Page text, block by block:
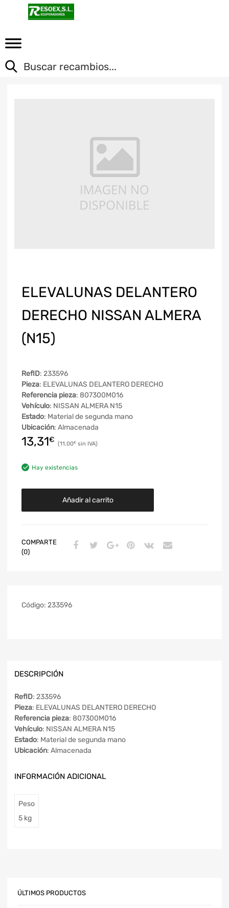
ELEVALUNAS DELANTERO
DERECHO NISSAN ALMERA
(N15)
RefID: 233596
Pieza: ELEVALUNAS DELANTERO DERECHO
Referencia pieza: 807300M016
Vehículo: NISSAN ALMERA N15
Estado: Material de segunda mano
Ubicación: Almacenada
13,31€ 11,00€
Hay existencias
Añadir al carrito
COMPARTE
(0)
Código: 233596
DESCRIPCIÓN
RefID: 233596
Pieza: ELEVALUNAS DELANTERO DERECHO
Referencia pieza: 807300M016
Vehículo: NISSAN ALMERA N15
Estado: Material de segunda mano
Ubicación: Almacenada
INFORMACIÓN ADICIONAL
Peso
5 kg
ÚLTIMOS PRODUCTOS